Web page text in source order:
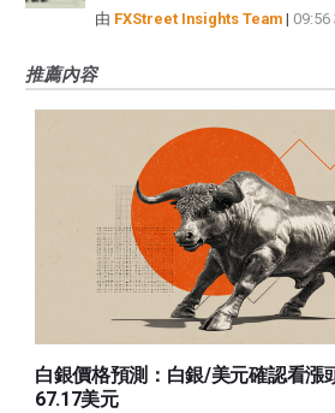
由 FXStreet Insights Team |
推薦內容
白銀價格預測：白銀/美元確認看漲
67.17美元